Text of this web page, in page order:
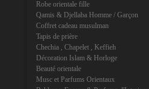
Robe orientale fille
Qamis & Djellaba Homme / Garçon
Coffret cadeau musulman
Tapis de prière
Chechia , Chapelet , Keffieh
Décoration Islam & Horloge
Beauté orientale
Musc et Parfums Orientaux